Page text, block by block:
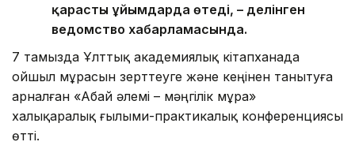
қарасты ұйымдарда өтеді, – делінген
ведомство хабарламасында.
7 тамызда Ұлттық академиялық кітапханада
ойшыл мұрасын зерттеуге және кеңінен танытуға
арналған «Абай әлемі – мәңгілік мұра»
халықаралық ғылыми-практикалық конференциясы
өтті.